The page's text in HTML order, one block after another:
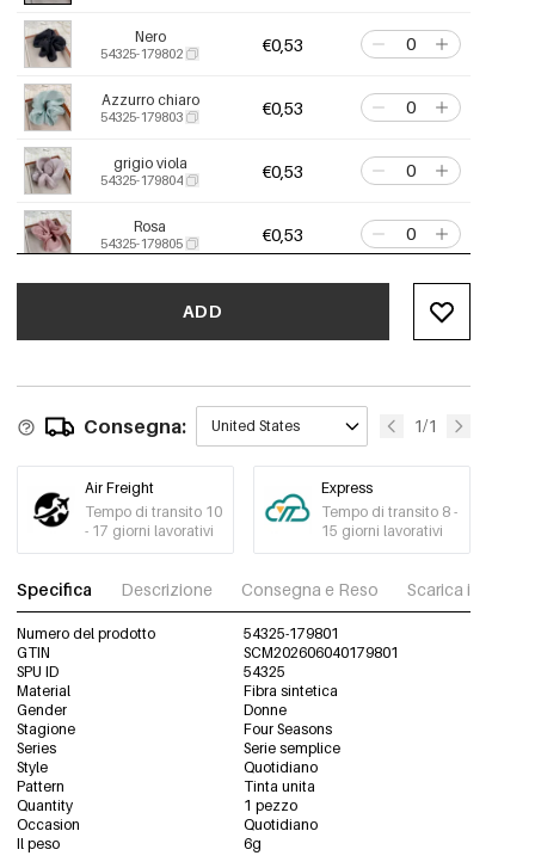
Nero
54325-179802 €0,53
Azzurro chiaro
54325-179803 €0,53
grigio viola
54325-179804 €0,53
Rosa
54325-179805 €0,53
ADD
Consegna: United States 1/1
Air Freight
Tempo di transito 10
- 17 giorni lavorativi
Express
Tempo di transito 8 -
15 giorni lavorativi
Specifica Descrizione Consegna e Reso Scarica immagini
Numero del prodotto
54325-179801
GTIN
SCM202606040179801
SPU ID
54325
Material
Fibra sintetica
Gender
Donne
Stagione
Four Seasons
Series
Serie semplice
Style
Quotidiano
Pattern
Tinta unita
Quantity
1 pezzo
Occasion
Quotidiano
Il peso
6g